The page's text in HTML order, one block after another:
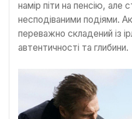
намір піти на пенсію, але
несподіваними подіями.
переважно складений із
автентичності та глибини.